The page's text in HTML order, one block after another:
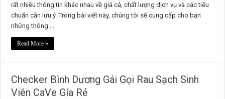
rất nhiều thông tin khác nhau về giá cả, chất lượng dịch vụ và các tiêu
chuẩn cần lưu ý. Trong bài viết này, chúng tôi sẽ cung cấp cho bạn
những thông ...
Read More »
Checker Bình Dương Gái Gọi Rau Sạch Sinh
Viên CaVe Gía Rẻ